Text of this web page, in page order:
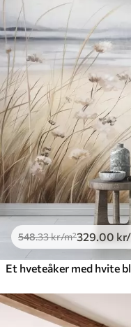
548.33kr/m²329 .00 kr